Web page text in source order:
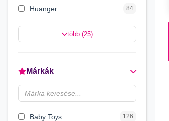
Huanger 84
Magyar Gyártó 76
Craze
Luna 33
több (25)
Márkák
Baby Toys 126